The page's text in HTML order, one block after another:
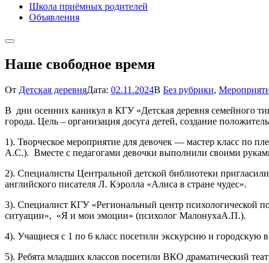
Школа приёмных родителей
Объявления
Наше свободное время
От Детская деревняДата: 02.11.2024В Без рубрики,
В дни осенних каникул в КГУ «Детская деревня семейного
города. Цель – организация досуга детей, создание
1). Творческое мероприятие для девочек — мастер класс по
А.С.). Вместе с педагогами девочки выполнили своими
2). Специалисты Центральной детской библиотеки
английского писателя Л. Кэролла «Алиса в стране чудес».
3). Специалист КГУ «Региональный центр психологической
ситуации», «Я и мои эмоции» (психолог МалонухаА.П.).
4). Учащиеся с 1 по 6 класс посетили экскурсию и
5). Ребята младших классов посетили ВКО драматический